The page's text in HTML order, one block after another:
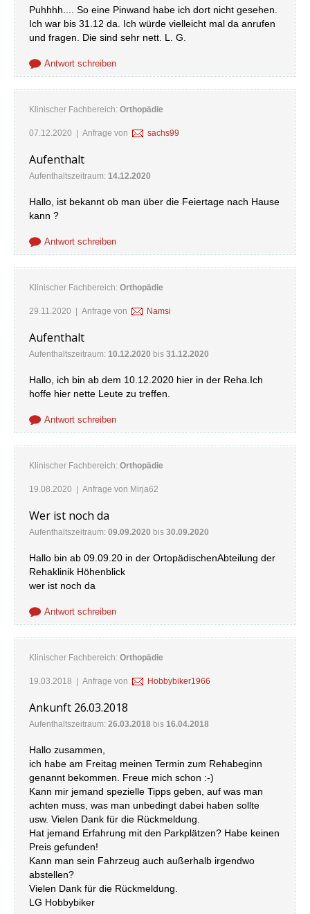
Puhhhh.... So eine Pinwand habe ich dort nicht gesehen.
Ich war bis 31.12 da. Ich würde vielleicht mal da anrufen
und fragen. Die sind sehr nett. L. G.
Antwort schreiben
Klinischer Fachbereich: Orthopädie
07.12.2020 | Anfrage von sachs99
Aufenthalt
Aufenthaltszeitraum: 14.12.2020
Hallo, ist bekannt ob man über die Feiertage nach Hause
kann ?
Antwort schreiben
Klinischer Fachbereich: Orthopädie
29.11.2020 | Anfrage von Namsi
Aufenthalt
Aufenthaltszeitraum: 10.12.2020 bis 31.12.2020
Hallo, ich bin ab dem 10.12.2020 hier in der Reha.Ich
hoffe hier nette Leute zu treffen.
Antwort schreiben
Klinischer Fachbereich: Orthopädie
19.08.2020 | Anfrage von Mirja62
Wer ist noch da
Aufenthaltszeitraum: 09.09.2020 bis 30.09.2020
Hallo bin ab 09.09.20 in der OrtopädischenAbteilung der
Rehaklinik Höhenblick
wer ist noch da
Antwort schreiben
Klinischer Fachbereich: Orthopädie
19.03.2018 | Anfrage von Hobbybiker1966
Ankunft 26.03.2018
Aufenthaltszeitraum: 26.03.2018 bis 16.04.2018
Hallo zusammen,
ich habe am Freitag meinen Termin zum Rehabeginn
genannt bekommen. Freue mich schon :-)
Kann mir jemand spezielle Tipps geben, auf was man
achten muss, was man unbedingt dabei haben sollte
usw. Vielen Dank für die Rückmeldung.
Hat jemand Erfahrung mit den Parkplätzen? Habe keinen
Preis gefunden!
Kann man sein Fahrzeug auch außerhalb irgendwo
abstellen?
Vielen Dank für die Rückmeldung.
LG Hobbybiker